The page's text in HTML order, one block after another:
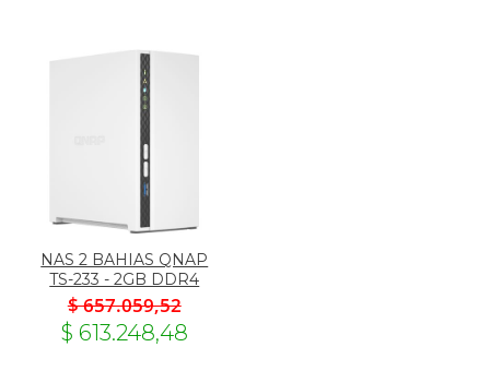
NAS 2 BAHIAS QNAP
TS-233 - 2GB DDR4
$ 657.059,52
$ 613.248,48